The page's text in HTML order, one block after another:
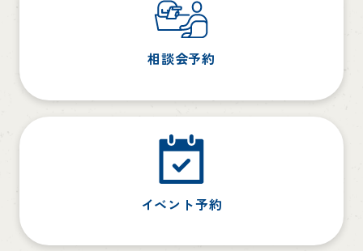
相談会予約
イベント予約